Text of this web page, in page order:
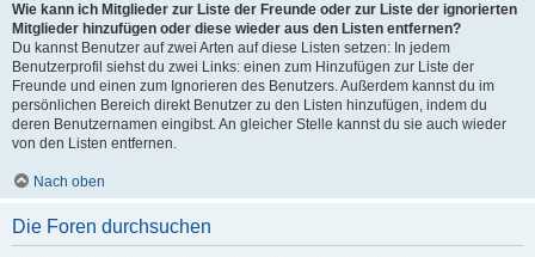
Wie kann ich Mitglieder zur Liste der Freunde oder zur Liste der ignorierten
Mitglieder hinzufügen oder diese wieder aus den Listen entfernen?
Du kannst Benutzer auf zwei Arten auf diese Listen setzen: In jedem
Benutzerprofil siehst du zwei Links: einen zum Hinzufügen zur Liste der
Freunde und einen zum Ignorieren des Benutzers. Außerdem kannst du im
persönlichen Bereich direkt Benutzer zu den Listen hinzufügen, indem du
deren Benutzernamen eingibst. An gleicher Stelle kannst du sie auch wieder
von den Listen entfernen.
Nach oben
Die Foren durchsuchen